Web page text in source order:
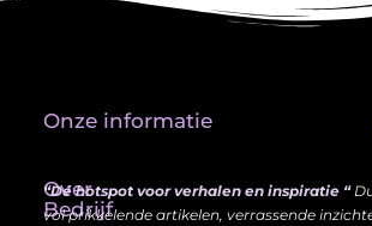
Over
Bedrijf
“Dé hotspot voor verhalen en inspiratie “
vol prikkelende artikelen, verrassende
Onze informatie